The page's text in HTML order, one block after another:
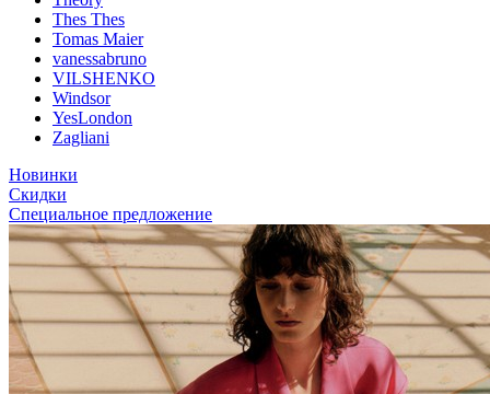
Thes Thes
Tomas Maier
vanessabruno
VILSHENKO
Windsor
YesLondon
Zagliani
Новинки
Скидки
Специальное предложение